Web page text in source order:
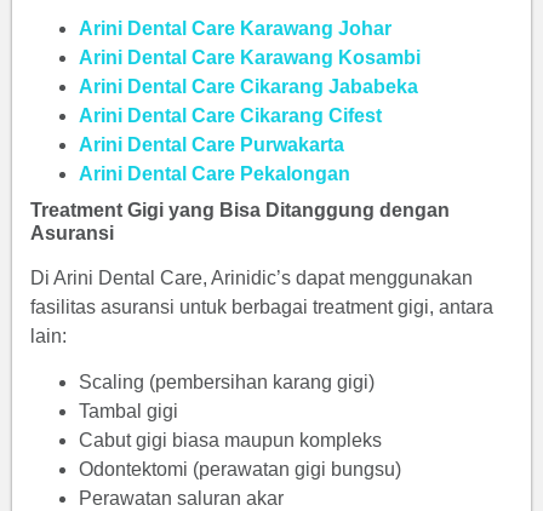
Arini Dental Care Karawang Johar
Arini Dental Care Karawang Kosambi
Arini Dental Care Cikarang Jababeka
Arini Dental Care Cikarang Cifest
Arini Dental Care Purwakarta
Arini Dental Care Pekalongan
Treatment Gigi yang Bisa Ditanggung dengan
Asuransi
Di Arini Dental Care, Arinidic’s dapat menggunakan
fasilitas asuransi untuk berbagai treatment gigi, antara
lain:
Scaling (pembersihan karang gigi)
Tambal gigi
Cabut gigi biasa maupun kompleks
Odontektomi (perawatan gigi bungsu)
Perawatan saluran akar